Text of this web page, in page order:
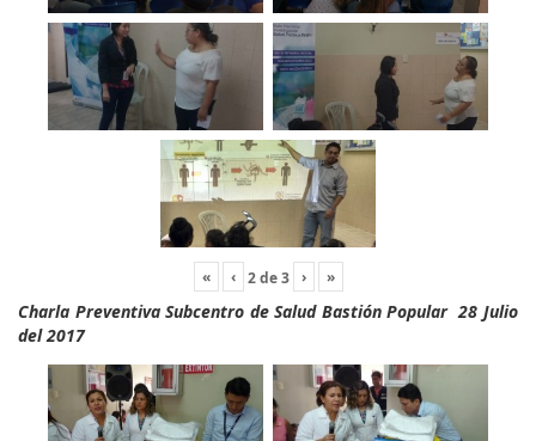
« ‹ 2de3 › »
Charla Preventiva Subcentro de Salud Bastión Popular 28 Julio
del 2017